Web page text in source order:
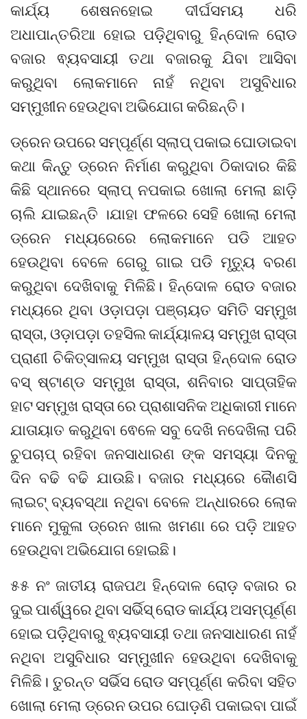
କାର୍ଯ୍ୟ ଶେଷନହୋଇ ଦୀର୍ଘସମୟ ଧରି
ଅଧାପାନ୍ତରିଆ ହୋଇ ପଡ଼ିଥିବାରୁ ହିନ୍ଦୋଳ ରୋଡ
ବଜାର ଵ୍ୟବସାୟୀ ତଥା ବଜାରକୁ ଯିବା ଆସିବା
କରୁଥିବା ଲୋକମାନେ ନାହଁ ନଥିବା ଅସୁବିଧାର
ସମ୍ମୁଖୀନ ହେଉଥିବା ଅଭିଯୋଗ କରିଛନ୍ତି।
ଡ୍ରେନ ଉପରେ ସମ୍ପୂର୍ଣ୍ଣ ସ୍ଲାପ୍ ପକାଇ ଘୋଡାଇବା
କଥା କିନ୍ତୁ ଡ୍ରେନ ନିର୍ମାଣ କରୁଥିବା ଠିକାଦାର କିଛି
କିଛି ସ୍ଥାନରେ ସ୍ଲାପ୍ ନପକାଇ ଖୋଲା ମେଲା ଛାଡ଼ି
ଚାଲି ଯାଇଛନ୍ତି ।ଯାହା ଫଳରେ ସେହି ଖୋଲା ମେଲା
ଡ୍ରେନ ମଧ୍ୟରେରେ ଲୋକମାନେ ପଡି ଆହତ
ହେଉଥିବା ବେଳେ ଗେରୁ ଗାଇ ପଡି ମୃତ୍ୟୁ ବରଣ
କରୁଥିବା ଦେଖିବାକୁ ମିଳିଛି। ହିନ୍ଦୋଳ ରୋଡ ବଜାର
ମଧ୍ୟରେ ଥିବା ଓଡ଼ାପଡ଼ା ପଞ୍ଚାୟତ ସମିତି ସମ୍ମୁଖ
ରାସ୍ତା, ଓଡ଼ାପଡ଼ା ତହସିଲ କାର୍ଯ୍ୟାଳୟ ସମ୍ମୁଖ ରାସ୍ତା
ପ୍ରାଣୀ ଚିକିତ୍ସାଳୟ ସମ୍ମୁଖ ରାସ୍ତା ହିନ୍ଦୋଳ ରୋଡ
ବସ୍ ଷ୍ଟାଣ୍ଡ ସମ୍ମୁଖ ରାସ୍ତା, ଶନିବାର ସାପ୍ତାହିକ
ହାଟ ସମ୍ମୁଖ ରାସ୍ତା ରେ ପ୍ରାଶାସନିକ ଅଧିକାରୀ ମାନେ
ଯାତାୟାତ କରୁଥିବା ଵେଳେ ସବୁ ଦେଖି ନଦେଖିଲା ପରି
ଚୁପଚାପ୍ ରହିବା ଜନସାଧାରଣ ଙ୍କ ସମସ୍ୟା ଦିନକୁ
ଦିନ ବଢି ବଢି ଯାଉଛି। ବଜାର ମଧ୍ୟରେ କୈାଣସି
ଲାଇଟ୍ ବ୍ୟବସ୍ଥା ନଥିବା ବେଳେ ଅନ୍ଧାରରେ ଲୋକ
ମାନେ ମୁକୁଳା ଡ୍ରେନ ଖାଲ ଖମଣା ରେ ପଡ଼ି ଆହତ
ହେଉଥିବା ଅଭିଯୋଗ ହୋଇଛି।
୫୫ ନଂ ଜାତୀୟ ରାଜପଥ ହିନ୍ଦୋଳ ରୋଡ଼ ବଜାର ର
ଦୁଇ ପାର୍ଶ୍ୱରେ ଥିବା ସର୍ଭିସ୍ ରୋଡ କାର୍ଯ୍ୟ ଅସମ୍ପୂର୍ଣ୍ଣ
ହୋଇ ପଡ଼ିଥିବାରୁ ଵ୍ୟବସାୟୀ ତଥା ଜନସାଧାରଣ ନାହଁ
ନଥିବା ଅସୁବିଧାର ସମ୍ମୁଖୀନ ହେଉଥିବା ଦେଖିବାକୁ
ମିଳିଛି। ତୁରନ୍ତ ସର୍ଭିସ ରୋଡ ସମ୍ପୂର୍ଣ୍ଣ କରିବା ସହିତ
ଖୋଲା ମେଲା ଡ୍ରେନ ଉପର ଘୋଡ଼ଣି ପକାଇବା ପାଇଁ